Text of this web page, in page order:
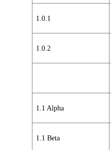
1.0.1
1.0.2
1.1 Alpha
1.1 Beta